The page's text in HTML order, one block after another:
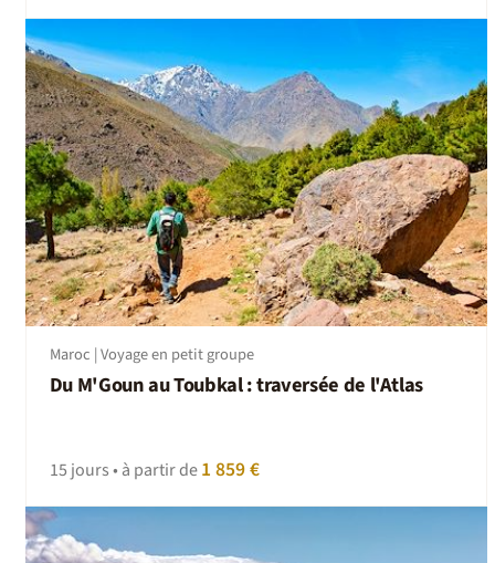
Maroc | Voyage en petit groupe
Du M'Goun au Toubkal : traversée de l'Atlas
15 jours • à partir de1 859 €